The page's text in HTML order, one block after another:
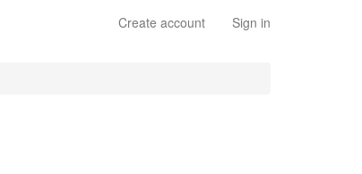
Create account Sign in